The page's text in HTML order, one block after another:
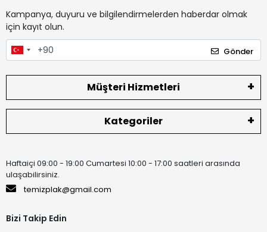
Kampanya, duyuru ve bilgilendirmelerden haberdar olmak
için kayıt olun.
Gönder
Müşteri Hizmetleri
Kategoriler
Haftaiçi 09:00 - 19:00 Cumartesi 10:00 - 17:00 saatleri arasında
ulaşabilirsiniz.
temizplak@gmail.com
Bizi Takip Edin